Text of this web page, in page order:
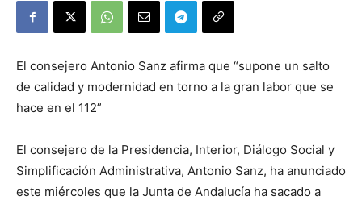
El consejero Antonio Sanz afirma que “supone un salto
de calidad y modernidad en torno a la gran labor que se
hace en el 112”
El consejero de la Presidencia, Interior, Diálogo Social y
Simplificación Administrativa, Antonio Sanz, ha anunciado
este miércoles que la Junta de Andalucía ha sacado a